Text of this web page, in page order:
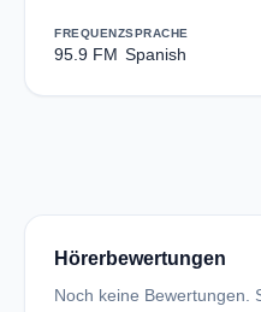
FREQUENZ
95.9 FM
SPRACHE
Spanish
Hörerbewertungen
Noch keine Bewertungen.